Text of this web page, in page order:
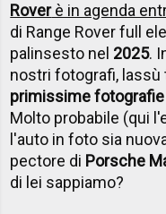
Roverè in agenda
di Range Rover full
palinsesto nel 2025.
nostri fotografi, lassù
primissime fotografie
Molto probabile (qui
l'auto in foto sia
pectore di Porsche
di lei sappiamo?